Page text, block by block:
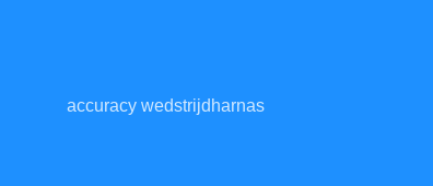
accuracy wedstrijdharnas